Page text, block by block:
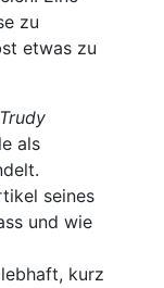
zu
etwas zu
Trudy
als
seines
und wie
kurz